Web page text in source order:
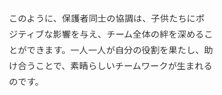
このように、保護者同士の協調は、子供たちにポ
ジティブな影響を与え、チーム全体の絆を深めるこ
とができます。一人一人が自分の役割を果たし、助
け合うことで、素晴らしいチームワークが生まれる
のです。